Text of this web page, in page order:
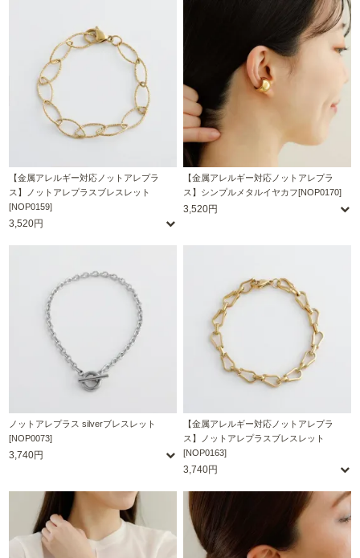
【金属アレルギー対応ノットアレプラ
ス】ノットアレプラスブレスレット
[NOP0159]
3,520円
【金属アレルギー対応ノットアレプラ
ス】シンプルメタルイヤカフ[NOP0170]
3,520円
ノットアレプラス silverブレスレット
[NOP0073]
3,740円
【金属アレルギー対応ノットアレプラ
ス】ノットアレプラスブレスレット
[NOP0163]
3,740円